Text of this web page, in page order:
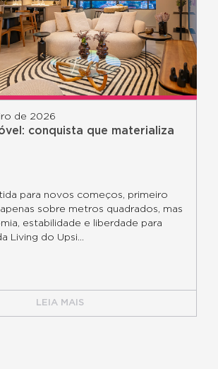
de 2026
conquista que materializa
para novos começos, primeiro
sobre metros quadrados, mas
estabilidade e liberdade para
Living do Upsi...
LEIA MAIS